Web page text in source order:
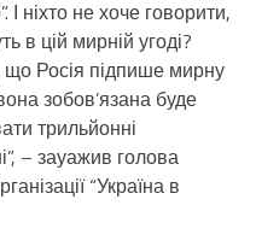
ніхто не хоче говорити,
в цій мирній угоді?
що Росія підпише мирну
зобов’язана буде
трильйонні
– зауажив голова
“Україна в